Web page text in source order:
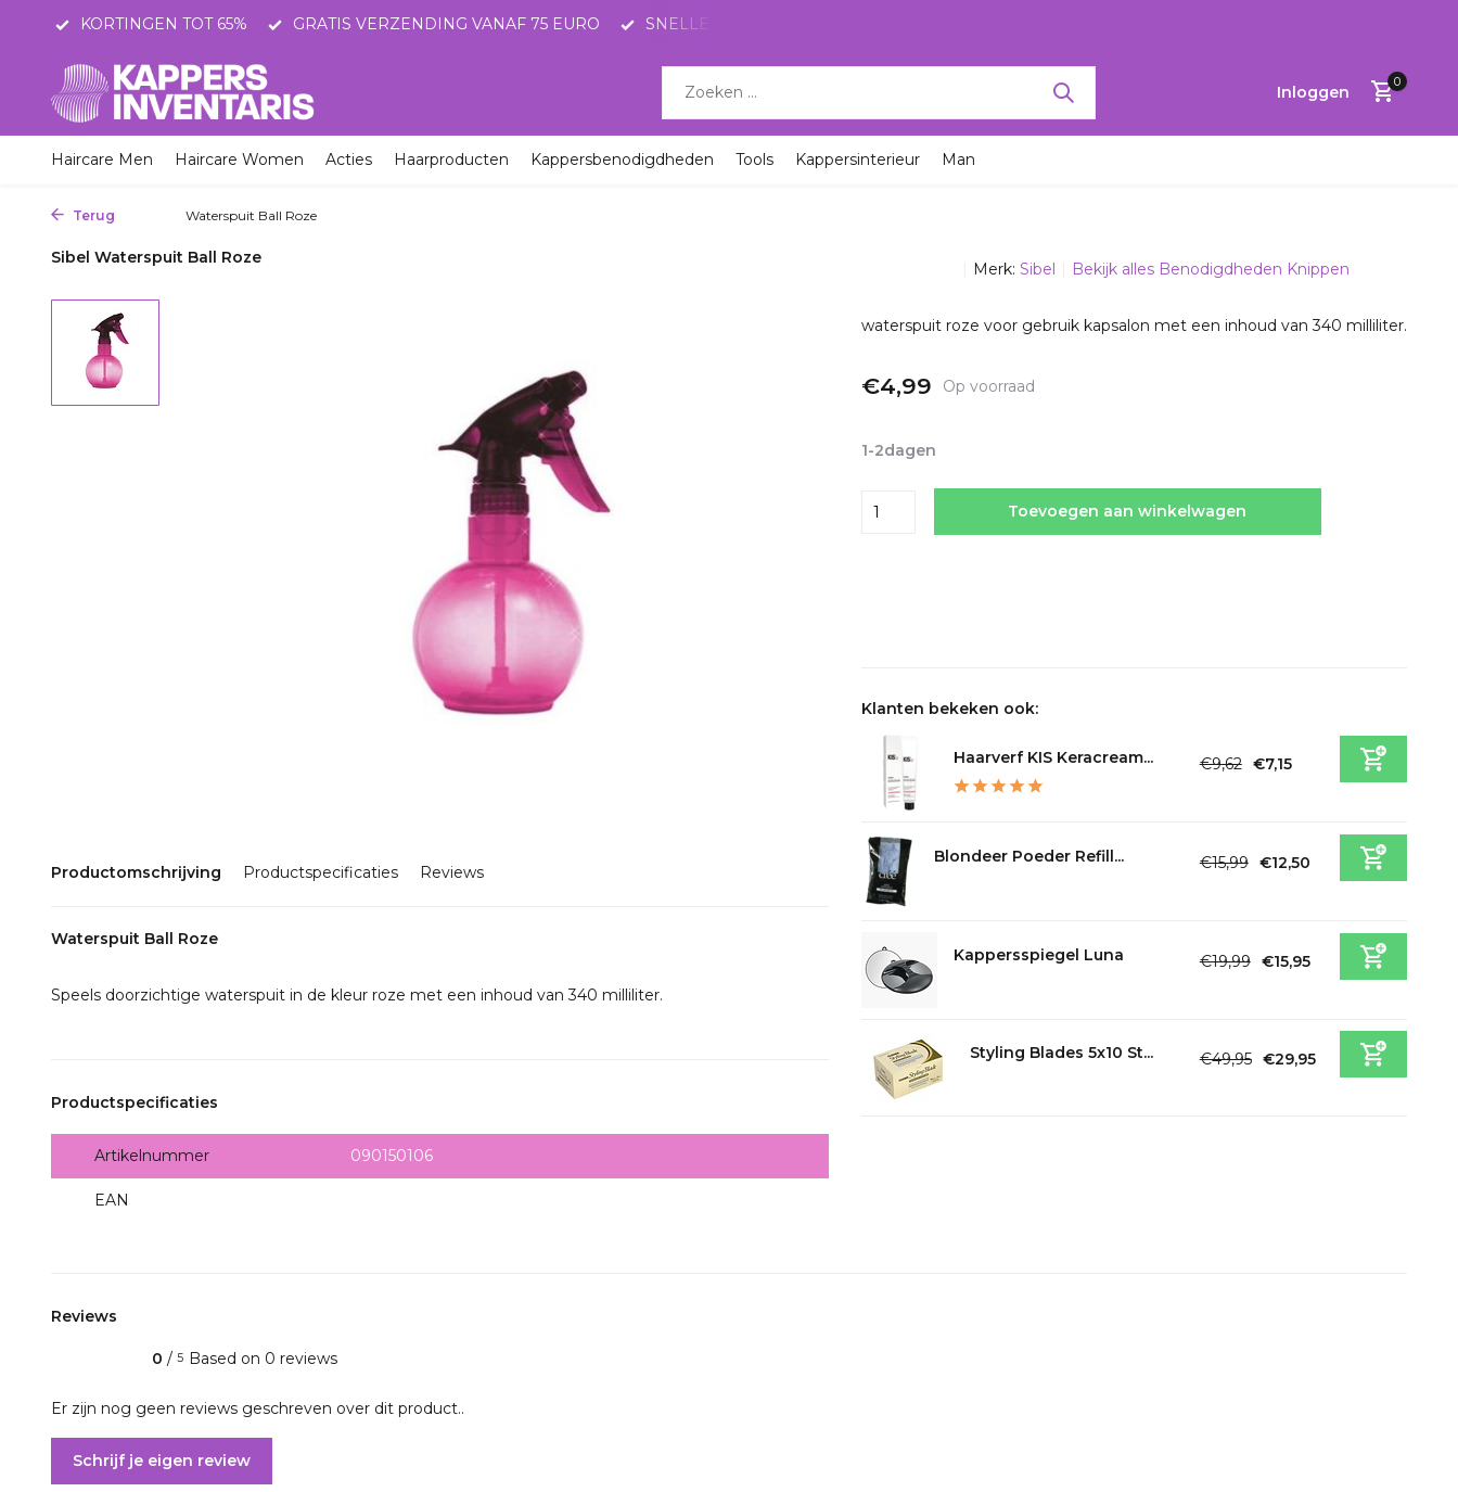
KORTINGEN TOT 65% GRATIS VERZENDING VANAF 75 EURO SNELLE LEVERING MET POSTNL
Inloggen
0
Haircare Men Haircare Women Acties Haarproducten Kappersbenodigdheden Tools Kappersinterieur Man
Terug Waterspuit Ball Roze
Sibel Waterspuit Ball Roze
Productomschrijving Productspecificaties Reviews
Waterspuit Ball Roze
Speels doorzichtige waterspuit in de kleur roze met een inhoud van 340 milliliter.
Productspecificaties
Artikelnummer 090150106
EAN
Merk: Sibel Bekijk alles Benodigdheden Knippen
waterspuit roze voor gebruik kapsalon met een inhoud van 340 milliliter.
€4,99 Op voorraad
1-2dagen
Toevoegen aan winkelwagen
Klanten bekeken ook:
Haarverf KIS Keracream... €9,62 €7,15
Blondeer Poeder Refill... €15,99 €12,50
Kappersspiegel Luna €19,99 €15,95
Styling Blades 5x10 St... €49,95 €29,95
Reviews
0 / 5 Based on 0 reviews
Er zijn nog geen reviews geschreven over dit product..
Schrijf je eigen review